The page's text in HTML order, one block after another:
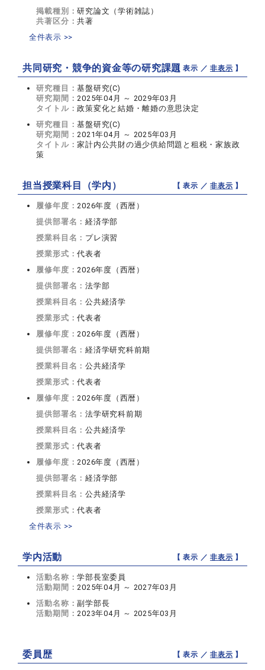
掲載種別：研究論文（学術雑誌）
共著区分：共著
全件表示 >>
共同研究・競争的資金等の研究課題【 表示 ／非表示 】
研究種目：基盤研究(C)
研究期間：2025年04月 ～ 2029年03月
タイトル：政策変化と結婚・離婚の意思決定
研究種目：基盤研究(C)
研究期間：2021年04月 ～ 2025年03月
タイトル：家計内公共財の過少供給問題と租税・家族政
策
担当授業科目（学内） 【 表示 ／非表示 】
履修年度：2026年度（西暦）
提供部署名：経済学部
授業科目名： プレ演習
授業形式：代表者
履修年度：2026年度（西暦）
提供部署名：法学部
授業科目名：公共経済学
授業形式：代表者
履修年度：2026年度（西暦）
提供部署名：経済学研究科前期
授業科目名：公共経済学
授業形式：代表者
履修年度：2026年度（西暦）
提供部署名：法学研究科前期
授業科目名：公共経済学
授業形式：代表者
履修年度：2026年度（西暦）
提供部署名：経済学部
授業科目名：公共経済学
授業形式：代表者
全件表示 >>
学内活動 【 表示 ／非表示 】
活動名称：学部長室委員
活動期間：2025年04月 ～ 2027年03月
活動名称：副学部長
活動期間：2023年04月 ～ 2025年03月
委員歴 【 表示 ／非表示 】